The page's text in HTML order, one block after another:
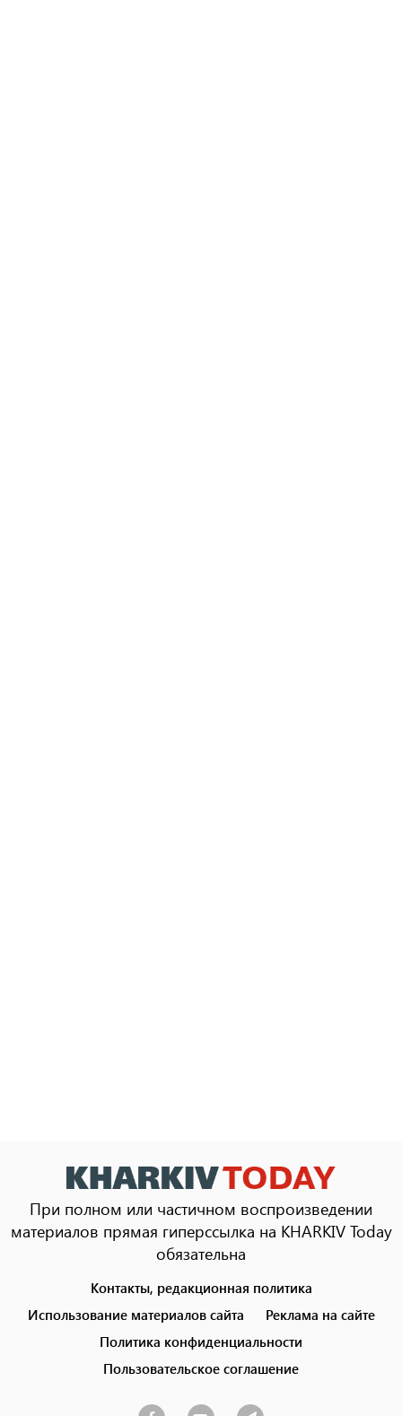
При полном или частичном воспроизведении
материалов прямая гиперссылка на KHARKIV Today
обязательна
menu
Контакты, редакционная политика
Использование материалов сайта
Реклама на сайте
Политика конфиденциальности
Пользовательское соглашение